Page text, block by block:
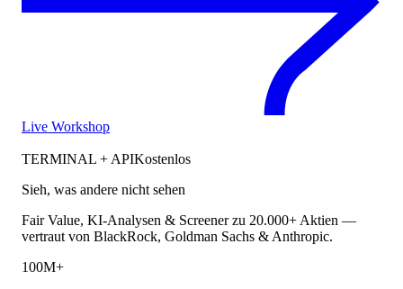
Live Workshop
TERMINAL + APIKostenlos
Sieh, was andere nicht sehen
Fair Value, KI-Analysen & Screener zu 20.000+ Aktien —
vertraut von BlackRock, Goldman Sachs & Anthropic.
100M+